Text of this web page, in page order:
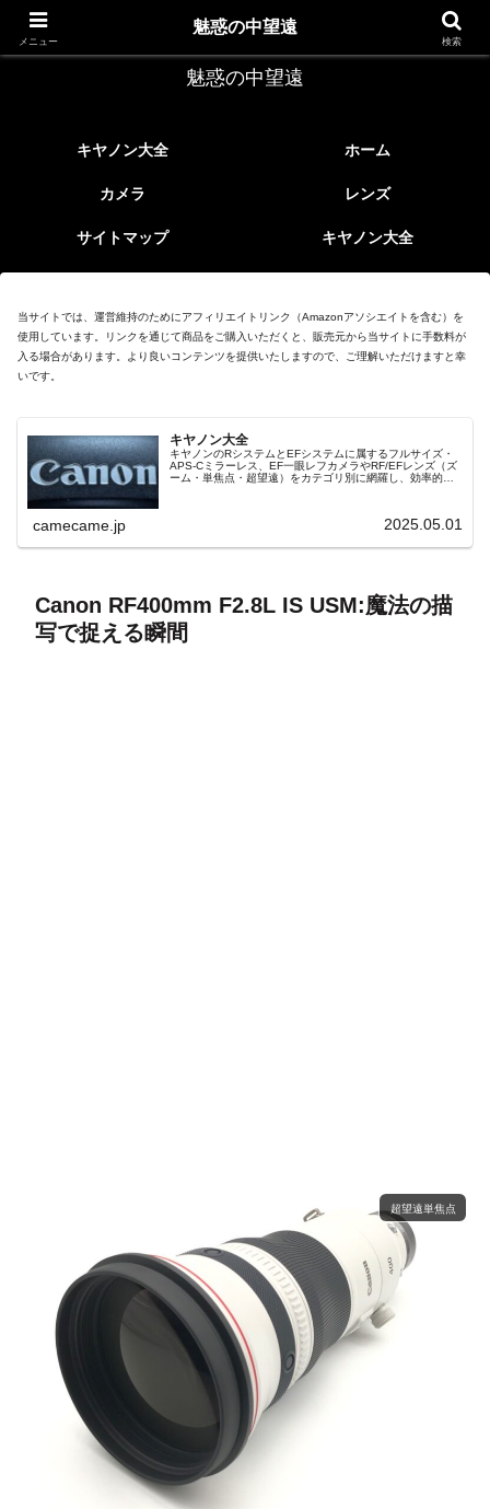
レトロなEFレンズ
魅惑の中望遠
キヤノン大全 ホーム
カメラ レンズ
サイトマップ キヤノン大全
当サイトでは、運営維持のためにアフィリエイトリンク（Amazonアソシエイトを含む）を
使用しています。リンクを通じて商品をご購入いただくと、販売元から当サイトに手数料が
入る場合があります。より良いコンテンツを提供いたしますので、ご理解いただけますと幸
いです。
キヤノン大全
キヤノンのRシステムとEFシステムに属するフルサイズ・
APS-Cミラーレス、EF一眼レフカメラやRF/EFレンズ（ズ
ーム・単焦点・超望遠）をカテゴリ別に網羅し、効率的に
camecame.jp 2025.05.01
Canon RF400mm F2.8L IS USM:魔法の描
写で捉える瞬間
超望遠単焦点
メニュー
魅惑の中望遠
検索